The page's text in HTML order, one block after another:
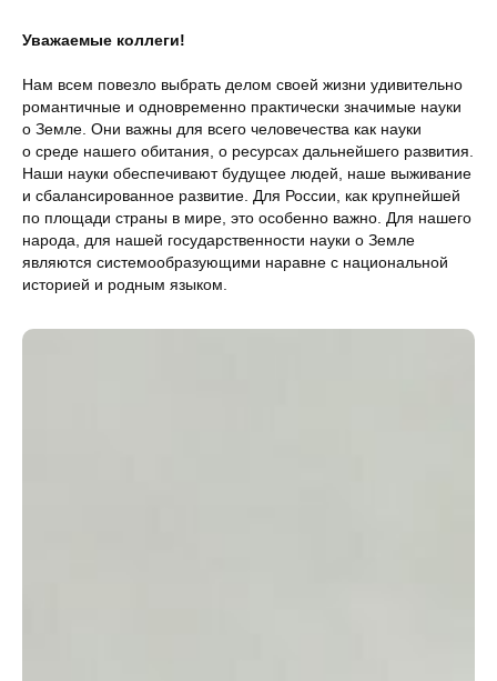
Уважаемые коллеги!
Нам всем повезло выбрать делом своей жизни удивительно
романтичные и одновременно практически значимые науки
о Земле. Они важны для всего человечества как науки
о среде нашего обитания, о ресурсах дальнейшего развития.
Наши науки обеспечивают будущее людей, наше выживание
и сбалансированное развитие. Для России, как крупнейшей
по площади страны в мире, это особенно важно. Для нашего
народа, для нашей государственности науки о Земле
являются системообразующими наравне с национальной
историей и родным языком.